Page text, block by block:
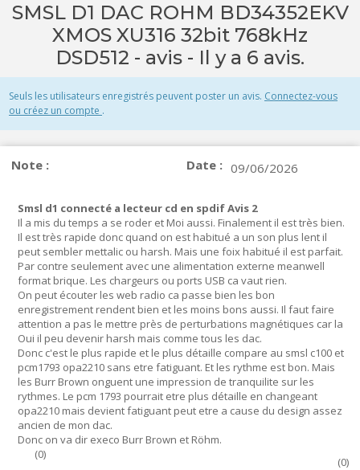
SMSL D1 DAC ROHM BD34352EKV
XMOS XU316 32bit 768kHz
DSD512 - avis - Il y a 6 avis.
Seuls les utilisateurs enregistrés peuvent poster un avis. Connectez-vous
ou créez un compte .
Note : Date : 09/06/2026
Smsl d1 connecté a lecteur cd en spdif Avis 2
Il a mis du temps a se roder et Moi aussi. Finalement il est très bien.
Il est très rapide donc quand on est habitué a un son plus lent il
peut sembler mettalic ou harsh. Mais une foix habitué il est parfait.
Par contre seulement avec une alimentation externe meanwell
format brique. Les chargeurs ou ports USB ca vaut rien.
On peut écouter les web radio ca passe bien les bon
enregistrement rendent bien et les moins bons aussi. Il faut faire
attention a pas le mettre près de perturbations magnétiques car la
Oui il peu devenir harsh mais comme tous les dac.
Donc c'est le plus rapide et le plus détaille compare au smsl c100 et
pcm1793 opa2210 sans etre fatiguant. Et les rythme est bon. Mais
les Burr Brown onguent une impression de tranquilite sur les
rythmes. Le pcm 1793 pourrait etre plus détaille en changeant
opa2210 mais devient fatiguant peut etre a cause du design assez
ancien de mon dac.
Donc on va dir execo Burr Brown et Röhm.
(0)
(0)